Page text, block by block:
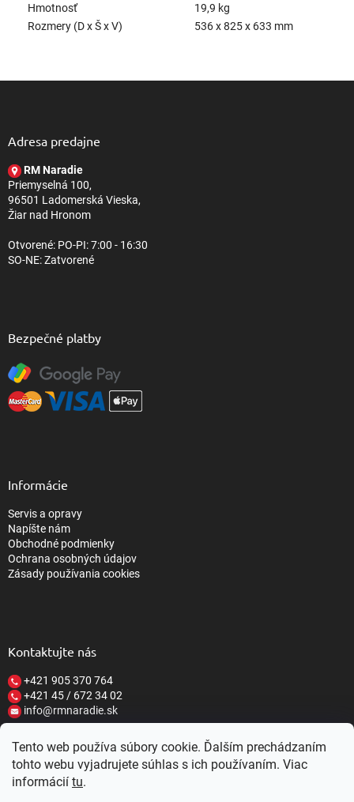
Tento web používa súbory cookie. Ďalším prechádzaním
tohto webu vyjadrujete súhlas s ich používaním. Viac
informácií tu.
Hmotnosť
19,9 kg
Rozmery (D x Š x V)
536 x 825 x 633 mm
Adresa predajne
RM Naradie
Priemyselná 100,
96501 Ladomerská Vieska,
Žiar nad Hronom
Otvorené: PO-PI: 7:00 - 16:30
SO-NE: Zatvorené
Bezpečné platby
Informácie
Servis a opravy
Napíšte nám
Obchodné podmienky
Ochrana osobných údajov
Zásady používania cookies
Kontaktujte nás
+421 905 370 764
+421 45 / 672 34 02
info@rmnaradie.sk